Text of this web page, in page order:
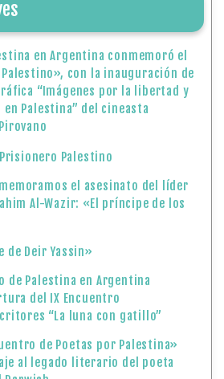
Palestino
el asesinato del líder
Al-Wazir: «El príncipe de los
de Deir Yassin»
de Palestina en Argentina
del IX Encuentro
de Poetas por Palestina»
al legado literario del poeta
Exteriores y de Expatriados
aprobación final por parte de
la ejecución de
«Día de la Cultura y Día de la
Argentina